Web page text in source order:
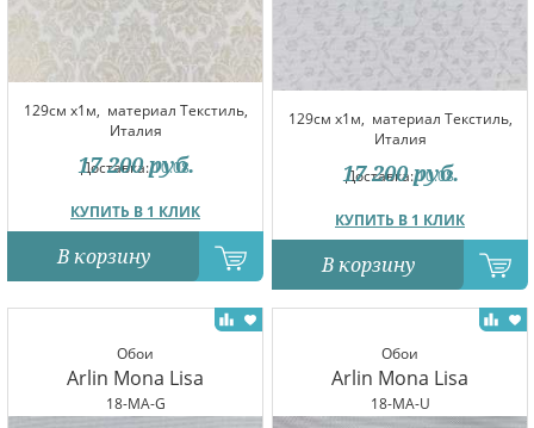
129см x1м, материал Текстиль,
Италия
Доставка:10.08
КУПИТЬ В 1 КЛИК
17 200 руб.
В корзину
129см x1м, материал Текстиль,
Италия
Доставка:10.08
КУПИТЬ В 1 КЛИК
17 200 руб.
В корзину
Обои
Arlin Mona Lisa
18-MA-G
Обои
Arlin Mona Lisa
18-MA-U